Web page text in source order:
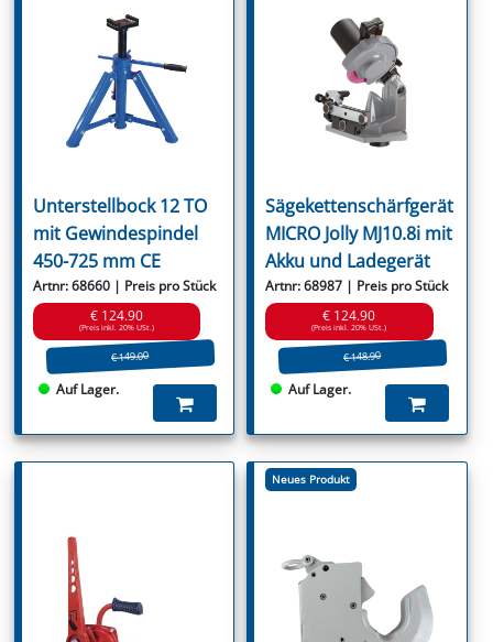
Unterstellbock 12 TO
mit Gewindespindel
450-725 mm CE
Artnr: 68660 | Preis pro Stück
€ 124.90
(Preis inkl. 20% USt.)
€ 149.00
Auf Lager.
Sägekettenschärfgerät
MICRO Jolly MJ10.8i mit
Akku und Ladegerät
Artnr: 68987 | Preis pro Stück
€ 124.90
(Preis inkl. 20% USt.)
€ 148.90
Auf Lager.
Neues Produkt